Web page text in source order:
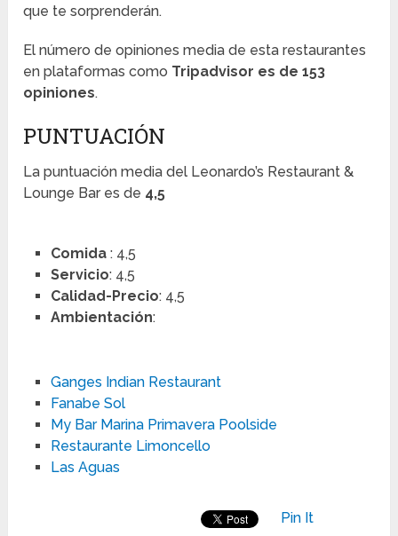
que te sorprenderán.
El número de opiniones media de esta restaurantes
en plataformas como Tripadvisor es de 153
opiniones.
PUNTUACIÓN
La puntuación media del Leonardo’s Restaurant &
Lounge Bar es de 4,5
Comida: 4,5
Servicio: 4,5
Calidad-Precio: 4,5
Ambientación:
Ganges Indian Restaurant
Fanabe Sol
My Bar Marina Primavera Poolside
Restaurante Limoncello
Las Aguas
Pin It